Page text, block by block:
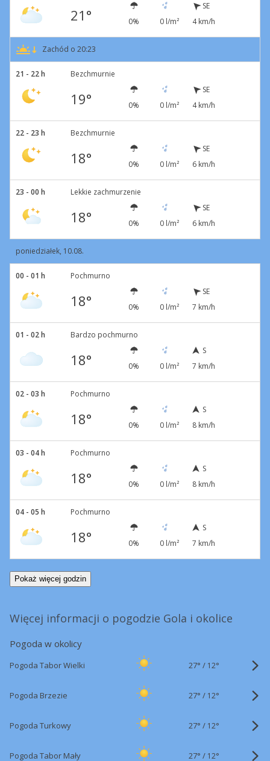
21° 0% 0 l/m²
SE
4 km/h
Zachód o 20:23
21 - 22 h Bezchmurnie
19° 0% 0 l/m²
SE
4 km/h
22 - 23 h Bezchmurnie
18° 0% 0 l/m²
SE
6 km/h
23 - 00 h Lekkie zachmurzenie
18° 0% 0 l/m²
SE
6 km/h
poniedziałek, 10.08.
00 - 01 h Pochmurno
18° 0% 0 l/m²
SE
7 km/h
01 - 02 h Bardzo pochmurno
18° 0% 0 l/m²
S
7 km/h
02 - 03 h Pochmurno
18° 0% 0 l/m²
S
8 km/h
03 - 04 h Pochmurno
18° 0% 0 l/m²
S
8 km/h
04 - 05 h Pochmurno
18° 0% 0 l/m²
S
7 km/h
Pokaż więcej godzin
Więcej informacji o pogodzie Gola i okolice
Pogoda w okolicy
Pogoda Tabor Wielki 27° / 12°
Pogoda Brzezie 27° / 12°
Pogoda Turkowy 27° / 12°
Pogoda Tabor Mały 27° / 12°